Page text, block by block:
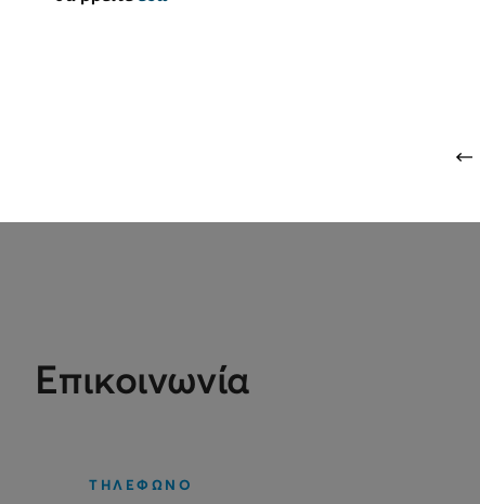
Επικοινωνία
ΤΗΛΕΦΩΝΟ